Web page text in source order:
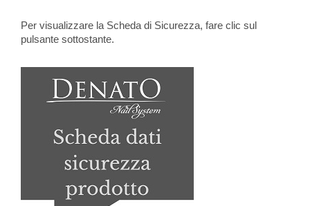
Per visualizzare la Scheda di Sicurezza, fare clic sul
pulsante sottostante.